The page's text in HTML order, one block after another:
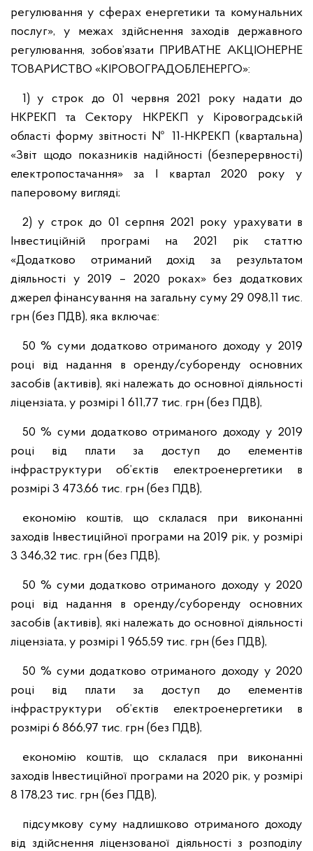
регулювання у сферах енергетики та комунальних
послуг», у межах здійснення заходів державного
регулювання, зобов’язати ПРИВАТНЕ АКЦІОНЕРНЕ
ТОВАРИСТВО «КІРОВОГРАДОБЛЕНЕРГО»:
1) у строк до 01 червня 2021 року надати до
НКРЕКП та Сектору НКРЕКП у Кіровоградській
області форму звітності № 11-НКРЕКП (квартальна)
«Звіт щодо показників надійності (безперервності)
електропостачання» за І квартал 2020 року у
паперовому вигляді;
2) у строк до 01 серпня 2021 року урахувати в
Інвестиційній програмі на 2021 рік статтю
«Додатково отриманий дохід за результатом
діяльності у 2019 – 2020 роках» без додаткових
джерел фінансування на загальну суму 29 098,11 тис.
грн (без ПДВ), яка включає:
50 % суми додатково отриманого доходу у 2019
році від надання в оренду/суборенду основних
засобів (активів), які належать до основної діяльності
ліцензіата, у розмірі 1 611,77 тис. грн (без ПДВ),
50 % суми додатково отриманого доходу у 2019
році від плати за доступ до елементів
інфраструктури об’єктів електроенергетики в
розмірі 3 473,66 тис. грн (без ПДВ),
економію коштів, що склалася при виконанні
заходів Інвестиційної програми на 2019 рік, у розмірі
3 346,32 тис. грн (без ПДВ),
50 % суми додатково отриманого доходу у 2020
році від надання в оренду/суборенду основних
засобів (активів), які належать до основної діяльності
ліцензіата, у розмірі 1 965,59 тис. грн (без ПДВ),
50 % суми додатково отриманого доходу у 2020
році від плати за доступ до елементів
інфраструктури об’єктів електроенергетики в
розмірі 6 866,97 тис. грн (без ПДВ),
економію коштів, що склалася при виконанні
заходів Інвестиційної програми на 2020 рік, у розмірі
8 178,23 тис. грн (без ПДВ),
підсумкову суму надлишково отриманого доходу
від здійснення ліцензованої діяльності з розподілу